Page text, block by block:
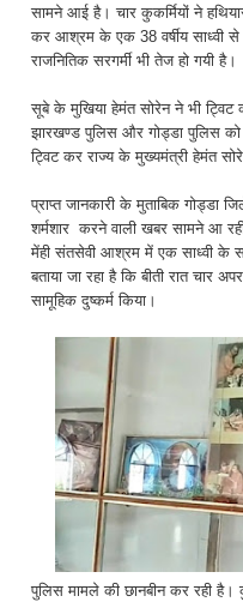
सामने आई है। चार कुकर्मियों ने
कर आश्रम के एक 38 वर्षीय साध्वी से
राजनितिक सरगर्मी भी तेज हो गयी है।
सूबे के मुखिया हेमंत सोरेन ने भी ट्विट
झारखण्ड पुलिस और गोड्डा पुलिस को
ट्विट कर राज्य के मुख्यमंत्री हेमंत
प्राप्त जानकारी के मुताबिक गोड्डा
शर्मशार करने वाली खबर सामने आ
मेंही संतसेवी आश्रम में एक साध्वी के
बताया जा रहा है कि बीती रात चार
सामूहिक दुष्कर्म किया।
पुलिस मामले की छानबीन कर रही